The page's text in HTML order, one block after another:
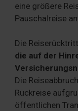
eine größere
Pauschalreise
Die
die auf der
Die
Rückreise
öffentlichen